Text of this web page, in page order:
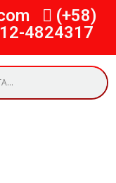
(+58)
4824317